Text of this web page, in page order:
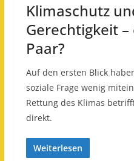
Klimaschutz
Gerechtigkeit
Paar?
Auf den ersten Blick
soziale Frage wenig
Rettung des Klimas
direkt.
Weiterlesen